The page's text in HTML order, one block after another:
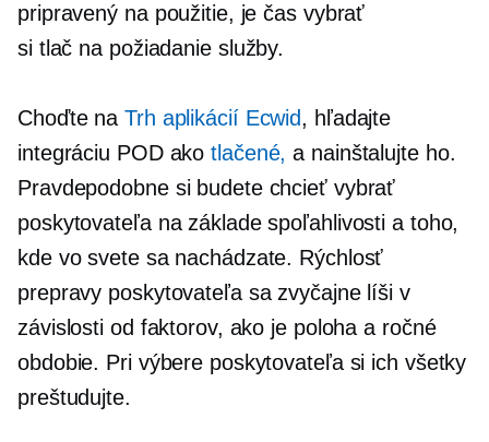
pripravený na použitie, je čas vybrať
si tlač na požiadanieslužby.
Choďte na Trh aplikácií Ecwid, hľadajte
integráciu POD ako tlačené, a nainštalujte ho.
Pravdepodobne si budete chcieť vybrať
poskytovateľa na základe spoľahlivosti a toho,
kde vo svete sa nachádzate. Rýchlosť
prepravy poskytovateľa sa zvyčajne líši v
závislosti od faktorov, ako je poloha a ročné
obdobie. Pri výbere poskytovateľa si ich všetky
preštudujte.